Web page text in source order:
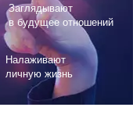
Заглядывают
в будущее отношений
Налаживают
личную жизнь